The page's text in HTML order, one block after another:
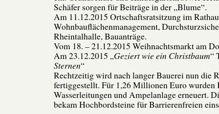
Schäfer sorgen für Beiträge in der „Blume“.
Am 11.12.2015 Ortschaftsratsitzung im
Wohnbauflächenmanagement,
Rheintalhalle, Bauanträge.
Vom 18. – 21.12.2015 Weihnachtsmarkt am
Am 23.12.2015 „Geziert wie ein Christbaum“
Sternen“
Rechtzeitig wird nach langer Bauerei nun die
fertiggestellt. Für 1,26 Millionen Euro wurden
Wasserleitungen und Ampelanlage erneuert.
bekam Hochbordsteine für Barrierenfreien